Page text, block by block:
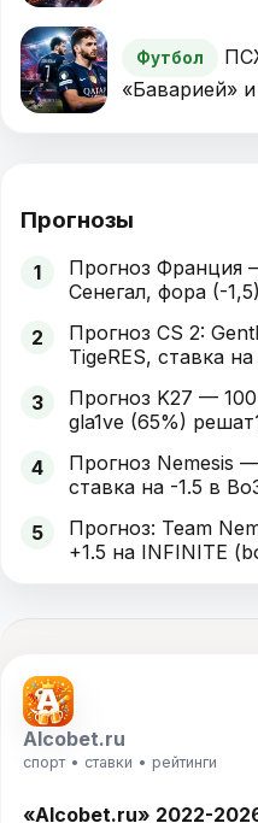
Футбол
«Баварией»
Прогнозы
1
Прогноз Франция
Сенегал, фора (-1,5)
2
Прогноз CS 2:
TigeRES, ставка на
3
Прогноз K27 — 100
gla1ve (65%)
4
Прогноз Nemesis
ставка на -1.5 в
5
Прогноз: Team
+1.5 на INFINITE
Alcobet.ru
спорт • ставки • рейтинги
«Alcobet.ru» 2022-